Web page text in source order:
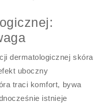
dermatologicznej skóra
uboczny
traci komfort, bywa
istnieje